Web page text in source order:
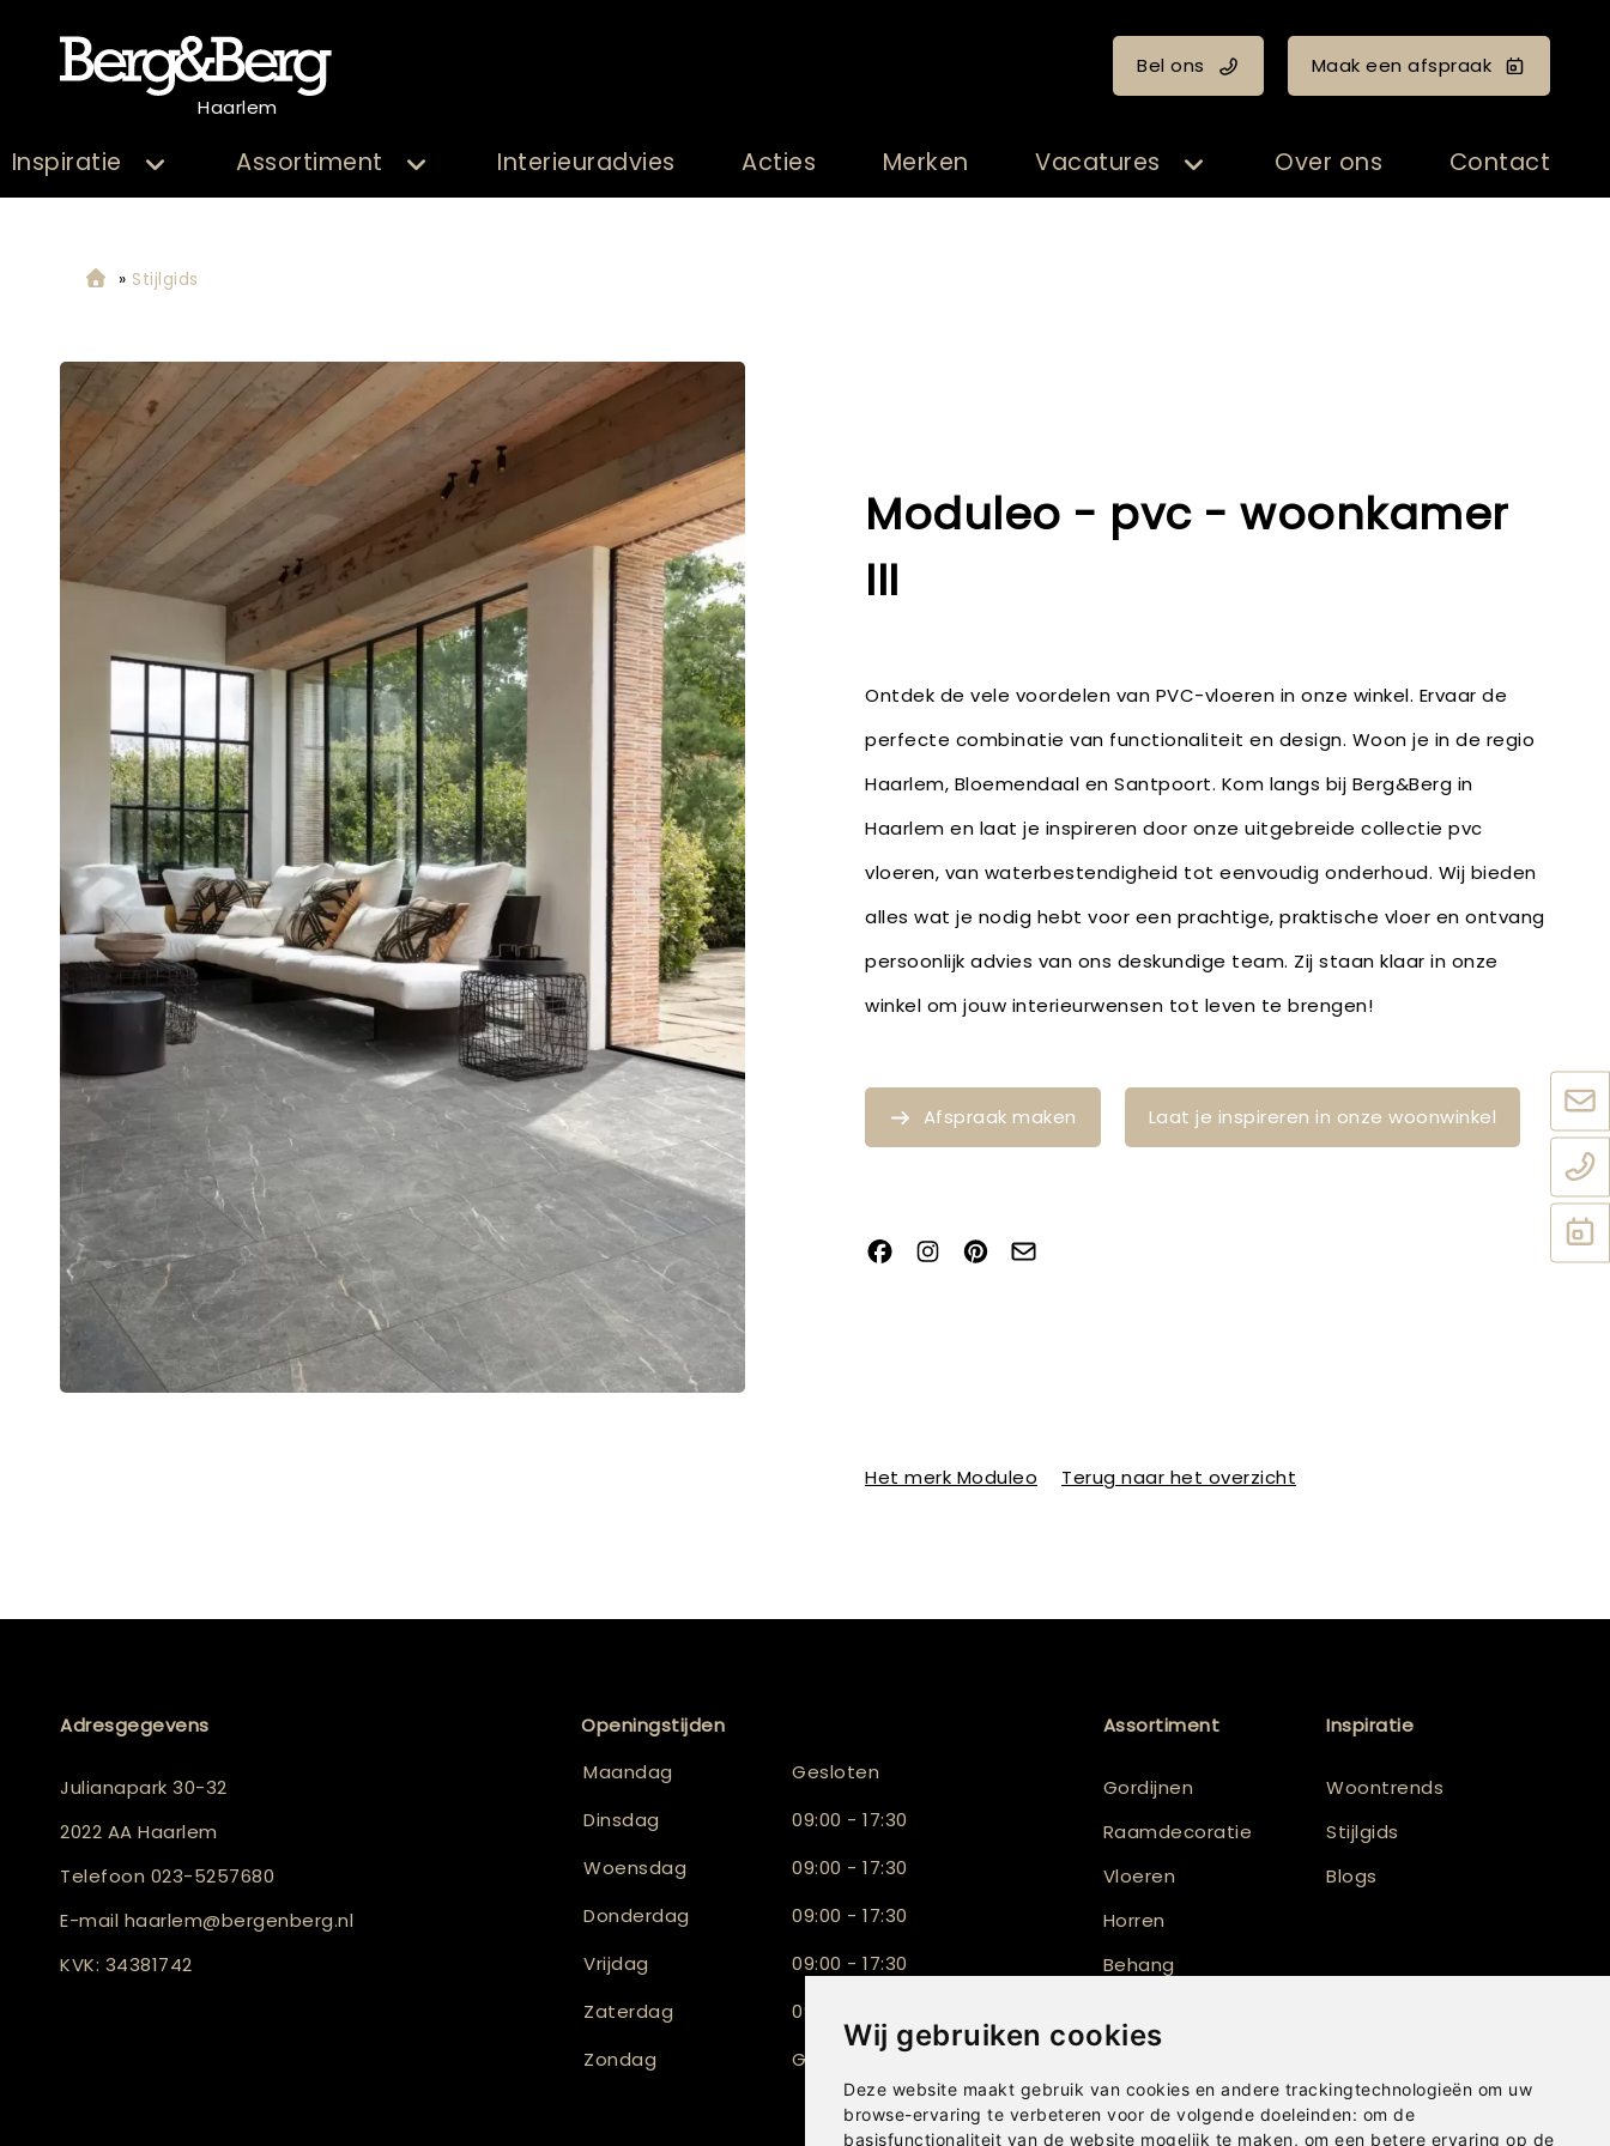
Wij gebruiken cookies
Deze website maakt gebruik van cookies en andere trackingtechnologieën om uw
browse-ervaring te verbeteren voor de volgende doeleinden: om de
basisfunctionaliteit van de website mogelijk te maken, om een betere ervaring op de
Haarlem
Bel ons Maak een afspraak
Inspiratie Assortiment Interieuradvies Acties Merken Vacatures Over ons Contact
» Stijlgids
Moduleo - pvc - woonkamer
III
Ontdek de vele voordelen van PVC-vloeren in onze winkel. Ervaar de
perfecte combinatie van functionaliteit en design. Woon je in de regio
Haarlem, Bloemendaal en Santpoort. Kom langs bij Berg&Berg in
Haarlem en laat je inspireren door onze uitgebreide collectie pvc
vloeren, van waterbestendigheid tot eenvoudig onderhoud. Wij bieden
alles wat je nodig hebt voor een prachtige, praktische vloer en ontvang
persoonlijk advies van ons deskundige team. Zij staan klaar in onze
winkel om jouw interieurwensen tot leven te brengen!
Afspraak maken Laat je inspireren in onze woonwinkel
Het merk Moduleo Terug naar het overzicht
Adresgegevens
Julianapark 30-32
2022 AA Haarlem
Telefoon 023-5257680
E-mail haarlem@bergenberg.nl
KVK: 34381742
Openingstijden
Maandag
Gesloten
Dinsdag
09:00 - 17:30
Woensdag
09:00 - 17:30
Donderdag
09:00 - 17:30
Vrijdag
09:00 - 17:30
Zaterdag
09:30 - 17:00
Zondag
Gesloten
Assortiment
Gordijnen
Raamdecoratie
Vloeren
Horren
Behang
Shutters
Inspiratie
Woontrends
Stijlgids
Blogs